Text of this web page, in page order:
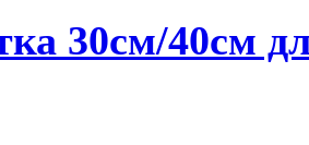
30см/40см